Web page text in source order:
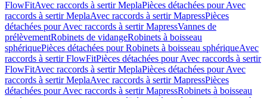
FlowFitAvec raccords à sertir MeplaPièces détachées pour Avec
raccords à sertir MeplaAvec raccords à sertir MapressPièces
détachées pour Avec raccords à sertir MapressVannes de
prélèvementRobinets de vidangeRobinets à boisseau
sphériquePièces détachées pour Robinets à boisseau sphériqueAvec
raccords à sertir FlowFitPièces détachées pour Avec raccords à sertir
FlowFitAvec raccords à sertir MeplaPièces détachées pour Avec
raccords à sertir MeplaAvec raccords à sertir MapressPièces
détachées pour Avec raccords à sertir MapressRobinets à boisseau